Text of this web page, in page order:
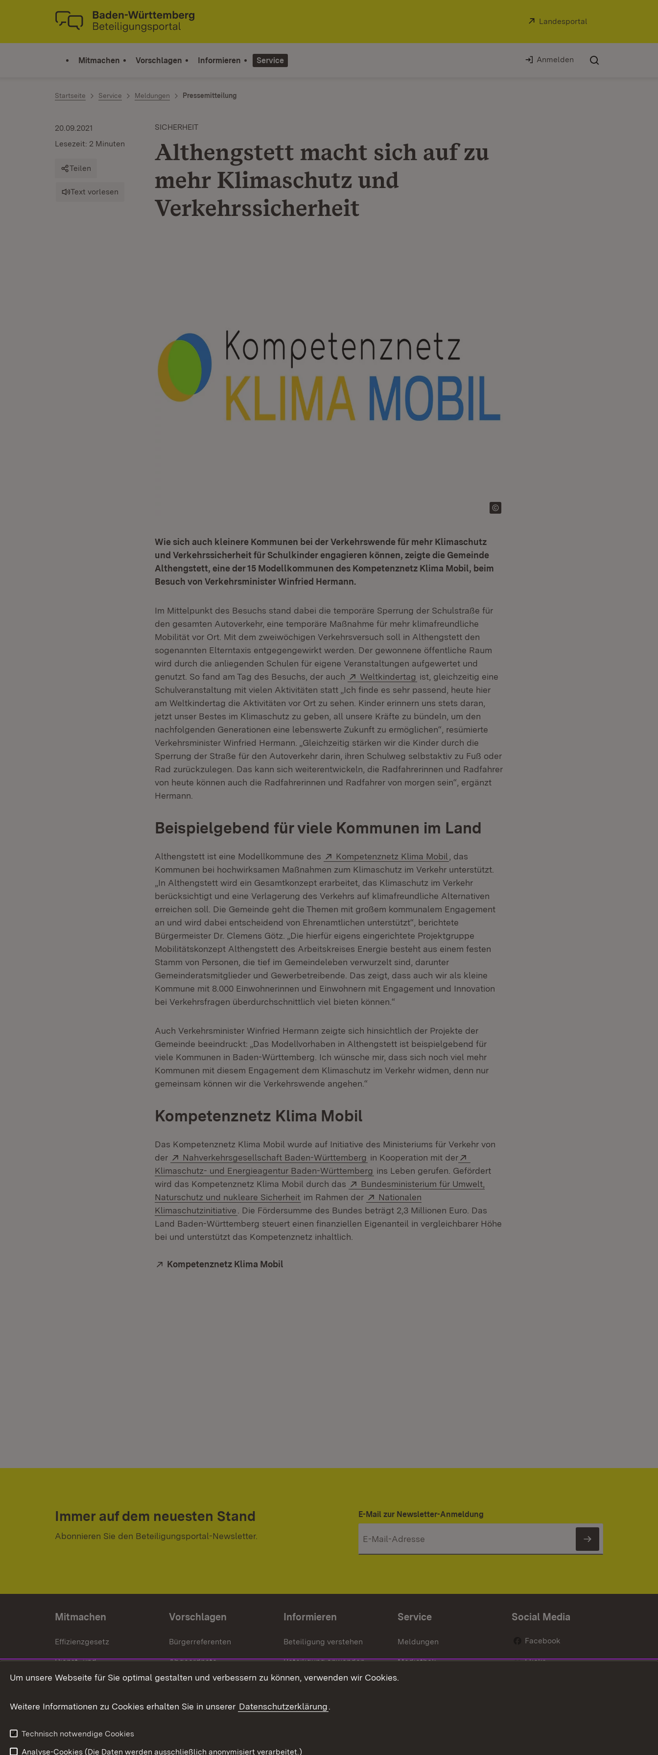
Zum Inhalt springen
Link zur Startseite
Extern:
Landesportal
Mitmachen Vorschlagen Informieren Service Anmelden
Startseite Service Meldungen Pressemitteilung
SICHERHEIT
Althengstett macht sich auf zu
mehr Klimaschutz und
Verkehrssicherheit
20.09.2021
Lesezeit: 2 Minuten
Teilen
Text vorlesen
Wie sich auch kleinere Kommunen bei der Verkehrswende für mehr Klimaschutz
und Verkehrssicherheit für Schulkinder engagieren können, zeigte die Gemeinde
Althengstett, eine der 15 Modellkommunen des Kompetenznetz Klima Mobil, beim
Besuch von Verkehrsminister Winfried Hermann.
Im Mittelpunkt des Besuchs stand dabei die temporäre Sperrung der Schulstraße für
den gesamten Autoverkehr, eine temporäre Maßnahme für mehr klimafreundliche
Mobilität vor Ort. Mit dem zweiwöchigen Verkehrsversuch soll in Althengstett den
sogenannten Elterntaxis entgegengewirkt werden. Der gewonnene öffentliche Raum
wird durch die anliegenden Schulen für eigene Veranstaltungen aufgewertet und
genutzt. So fand am Tag des Besuchs, der auch
Extern:
Weltkindertag (Öffnet in neuem Fenster)
ist, gleichzeitig eine
Schulveranstaltung mit vielen Aktivitäten statt „Ich finde es sehr passend, heute hier
am Weltkindertag die Aktivitäten vor Ort zu sehen. Kinder erinnern uns stets daran,
jetzt unser Bestes im Klimaschutz zu geben, all unsere Kräfte zu bündeln, um den
nachfolgenden Generationen eine lebenswerte Zukunft zu ermöglichen“, resümierte
Verkehrsminister Winfried Hermann. „Gleichzeitig stärken wir die Kinder durch die
Sperrung der Straße für den Autoverkehr darin, ihren Schulweg selbstaktiv zu Fuß oder
Rad zurückzulegen. Das kann sich weiterentwickeln, die Radfahrerinnen und Radfahrer
von heute können auch die Radfahrerinnen und Radfahrer von morgen sein“, ergänzt
Hermann.
Beispielgebend für viele Kommunen im Land
Althengstett ist eine Modellkommune des Extern:
Kompetenznetz Klima Mobil (Öffnet in neuem Fenster)
, das
Kommunen bei hochwirksamen Maßnahmen zum Klimaschutz im Verkehr unterstützt.
„In Althengstett wird ein Gesamtkonzept erarbeitet, das Klimaschutz im Verkehr
berücksichtigt und eine Verlagerung des Verkehrs auf klimafreundliche Alternativen
erreichen soll. Die Gemeinde geht die Themen mit großem kommunalem Engagement
an und wird dabei entscheidend von Ehrenamtlichen unterstützt“, berichtete
Bürgermeister Dr. Clemens Götz. „Die hierfür eigens eingerichtete Projektgruppe
Mobilitätskonzept Althengstett des Arbeitskreises Energie besteht aus einem festen
Stamm von Personen, die tief im Gemeindeleben verwurzelt sind, darunter
Gemeinderatsmitglieder und Gewerbetreibende. Das zeigt, dass auch wir als kleine
Kommune mit 8.000 Einwohnerinnen und Einwohnern mit Engagement und Innovation
bei Verkehrsfragen überdurchschnittlich viel bieten können.“
Auch Verkehrsminister Winfried Hermann zeigte sich hinsichtlich der Projekte der
Gemeinde beeindruckt: „Das Modellvorhaben in Althengstett ist beispielgebend für
viele Kommunen in Baden-Württemberg. Ich wünsche mir, dass sich noch viel mehr
Kommunen mit diesem Engagement dem Klimaschutz im Verkehr widmen, denn nur
gemeinsam können wir die Verkehrswende angehen.“
Kompetenznetz Klima Mobil
Das Kompetenznetz Klima Mobil wurde auf Initiative des Ministeriums für Verkehr von
der
Extern:
Nahverkehrsgesellschaft Baden-Württemberg (Öffnet in neuem Fenster)
in Kooperation mit der
Klimaschutz- und Energieagentur Baden-Württemberg (Öffnet in neuem Fenster)
ins Leben gerufen. Gefördert
wird das Kompetenznetz Klima Mobil durch das
Extern:
Bundesministerium für Umwelt,
Naturschutz und nukleare Sicherheit (Öffnet in neuem Fenster)
im Rahmen der Extern:
Nationalen
Klimaschutzinitiative (Öffnet in neuem Fenster)
. Die Fördersumme des Bundes beträgt 2,3 Millionen Euro. Das
Land Baden-Württemberg steuert einen finanziellen Eigenanteil in vergleichbarer Höhe
bei und unterstützt das Kompetenznetz inhaltlich.
Extern:
Kompetenznetz Klima Mobil
Immer auf dem neuesten Stand
Abonnieren Sie den Beteiligungsportal-Newsletter.
E-Mail zur Newsletter-Anmeldung
Newsletter
Mitmachen
Effizienzgesetz
Dienst- und
Versorgungsbezüge
Weitere
Vorschlagen
Bürgerreferenten
Abgeordnete
Bürgerbeauftragte
Informieren
Beteiligung verstehen
Beteiligung anwenden
Beteiligung stärken
Service
Meldungen
Mediathek
Publikationen
Social Media
Facebook
Flickr
Um unsere Webseite für Sie optimal gestalten und verbessern zu können, verwenden wir Cookies.
Weitere Informationen zu Cookies erhalten Sie in unserer Datenschutzerklärung.
Technisch notwendige Cookies
Analyse-Cookies (Die Daten werden ausschließlich anonymisiert verarbeitet.)